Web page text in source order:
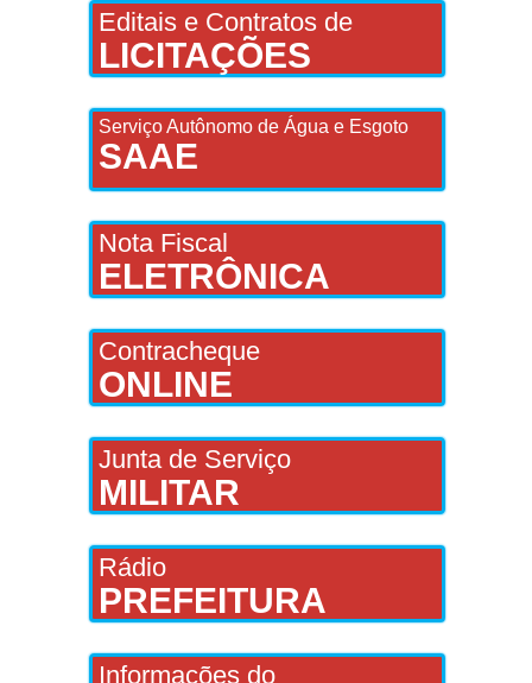
Editais e Contratos de
LICITAÇÕES
Serviço Autônomo de Água e Esgoto
SAAE
Nota Fiscal
ELETRÔNICA
Contracheque
ONLINE
Junta de Serviço
MILITAR
Rádio
PREFEITURA
Informações do